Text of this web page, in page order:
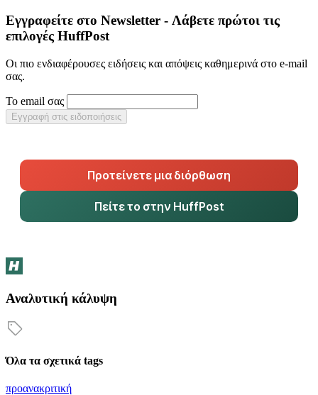
Εγγραφείτε στο Newsletter - Λάβετε πρώτοι τις
επιλογές HuffPost
Οι πιο ενδιαφέρουσες ειδήσεις και απόψεις καθημερινά στο e-mail
σας.
Το email σας
Εγγραφή στις ειδοποιήσεις
Προτείνετε μια διόρθωση
Πείτε το στην HuffPost
Αναλυτική κάλυψη
Όλα τα σχετικά tags
προανακριτική